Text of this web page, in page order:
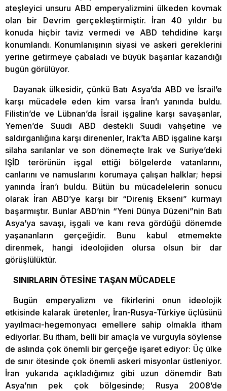
ateşleyici unsuru ABD emperyalizmini ülkeden kovmak
olan bir Devrim gerçekleştirmiştir. İran 40 yıldır bu
konuda hiçbir taviz vermedi ve ABD tehdidine karşı
konumlandı. Konumlanışının siyasi ve askeri gereklerini
yerine getirmeye çabaladı ve büyük başarılar kazandığı
bugün görülüyor.
Dayanak ülkesidir, çünkü Batı Asya’da ABD ve İsrail’e
karşı mücadele eden kim varsa İran’ı yanında buldu.
Filistin’de ve Lübnan’da İsrail işgaline karşı savaşanlar,
Yemen’de Suudi ABD destekli Suudi vahşetine ve
saldırganlığına karşı direnenler, Irak’ta ABD işgaline karşı
silaha sarılanlar ve son dönemeçte Irak ve Suriye’deki
IŞİD terörünün işgal ettiği bölgelerde vatanlarını,
canlarını ve namuslarını korumaya çalışan halklar; hepsi
yanında İran’ı buldu. Bütün bu mücadelelerin sonucu
olarak İran ABD’ye karşı bir “Direniş Ekseni” kurmayı
başarmıştır. Bunlar ABD’nin “Yeni Dünya Düzeni”nin Batı
Asya’ya savaşı, işgali ve kanı reva gördüğü dönemde
yaşananların gerçeğidir. Bunu kabul etmemekte
direnmek, hangi ideolojiden olursa olsun bir dar
görüşlülüktür.
SINIRLARIN ÖTESİNE TAŞAN MÜCADELE
Bugün emperyalizm ve fikirlerini onun ideolojik
etkisinde kalarak üretenler, İran-Rusya-Türkiye üçlüsünü
yayılmacı-hegemonyacı emellere sahip olmakla itham
ediyorlar. Bu itham, belli bir amaçla ve vurguyla söylense
de aslında çok önemli bir gerçeğe işaret ediyor: Üç ülke
de sınır ötesinde çok önemli askeri misyonlar üstleniyor.
İran yukarıda açıkladığımız gibi uzun dönemdir Batı
Asya’nın pek çok bölgesinde; Rusya 2008’de